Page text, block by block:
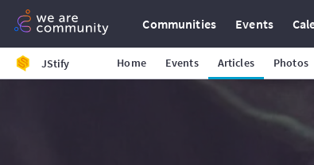
Communities Events
JStify Home Events Articles Photos